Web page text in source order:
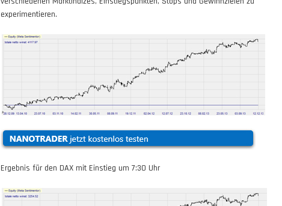
experimentieren.
Ergebnis für den DAX mit Einstieg um 7:30 Uhr